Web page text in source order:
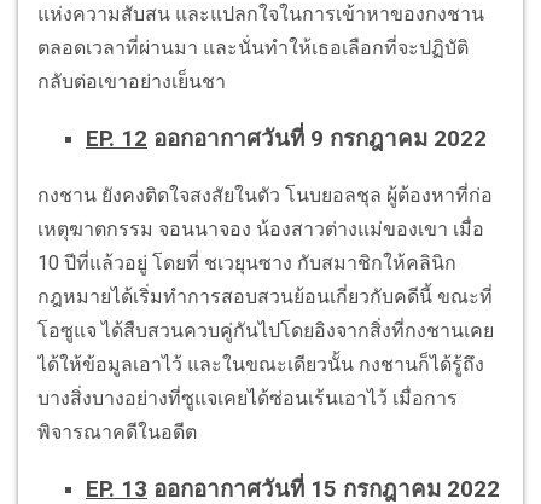
แห่งความสับสน และแปลกใจในการเข้าหาของกงชาน
ตลอดเวลาที่ผ่านมา และนั่นทำให้เธอเลือกที่จะปฏิบัติ
กลับต่อเขาอย่างเย็นชา
EP. 12 ออกอากาศวันที่ 9 กรกฎาคม 2022
กงชาน ยังคงติดใจสงสัยในตัว โนบยอลชุล ผู้ต้องหาที่ก่อ
เหตุฆาตกรรม จอนนาจอง น้องสาวต่างแม่ของเขา เมื่อ
10 ปีที่แล้วอยู่ โดยที่ ชเวยุนซาง กับสมาชิกให้คลินิก
กฎหมายได้เริ่มทำการสอบสวนย้อนเกี่ยวกับคดีนี้ ขณะที่
โอซูแจ ได้สืบสวนควบคู่กันไปโดยอิงจากสิ่งที่กงชานเคย
ได้ให้ข้อมูลเอาไว้ และในขณะเดียวนั้น กงชานก็ได้รู้ถึง
บางสิ่งบางอย่างที่ซูแจเคยได้ซ่อนเร้นเอาไว้ เมื่อการ
พิจารณาคดีในอดีต
EP. 13 ออกอากาศวันที่ 15 กรกฎาคม 2022